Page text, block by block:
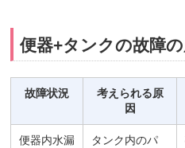
便器+タンクの故障の
故障状況
考えられる原
因
便器内水漏
タンク内のパ